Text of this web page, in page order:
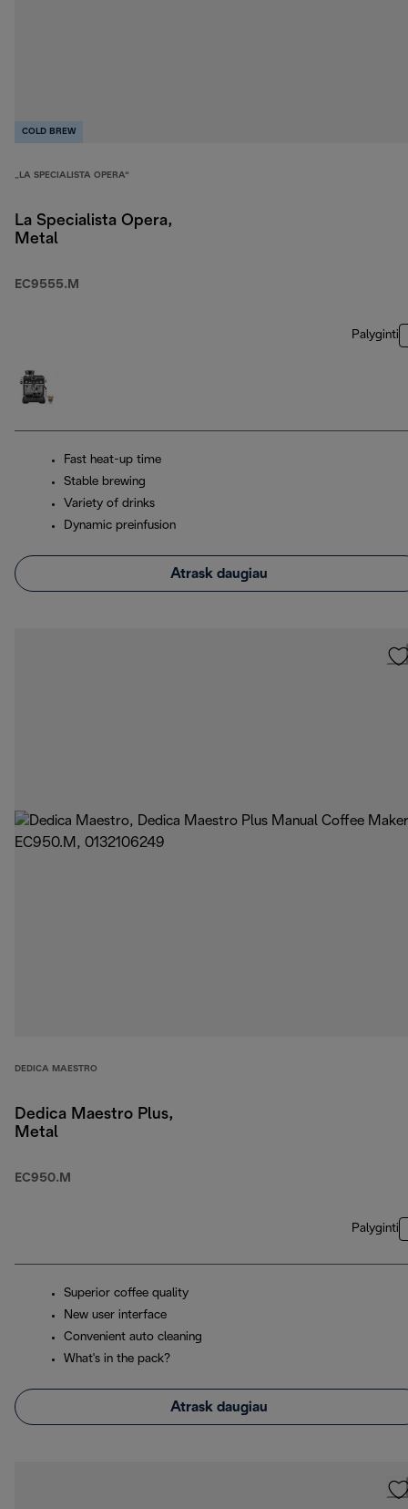
COLD BREW
„LA SPECIALISTA OPERA“
La Specialista Opera,
Metal
EC9555.M
Palyginti
Fast heat-up time
Stable brewing
Variety of drinks
Dynamic preinfusion
Atrask daugiau
DEDICA MAESTRO
Dedica Maestro Plus,
Metal
EC950.M
Palyginti
Superior coffee quality
New user interface
Convenient auto cleaning
What's in the pack?
Atrask daugiau